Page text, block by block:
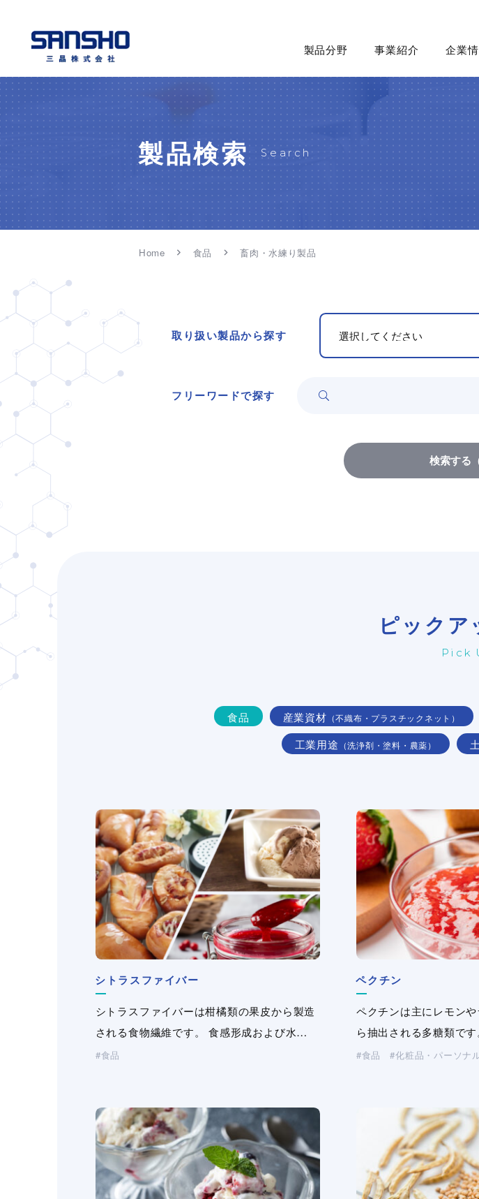
製品分野
食品
産業資材 （不織布・プラスチックネット）
化粧品・パーソナルケア
医薬・医療
工業用途 （洗浄剤・塗料・農薬）
土木・建材
製紙
飼料
事業紹介
ゲニュー
食品資材
機能資材
ファインケミカル
製紙資材
企業
企
三
中
Co
丹
沿革
ト
製品検索 Search
Home 食品 畜肉・水練り製品
取り扱い製品から探す
フリーワードで探す
検索する
ピックア
Pick
食品 産業資材 （不織布・プラスチックネット）
工業用途 （洗浄剤・塗料・農薬）
シトラスファイバー
シトラスファイバーは柑橘類の果皮から製造
される食物繊維です。 食感形成および水…
食品
ペクチン
ペクチンは主にレモン
ら抽出される多糖類で
食品 化粧品・パーソナ
パピロン(ビニロン紙）
ビニロン繊維から構成される機能紙。パピロ
ン（三晶登録商標）は、1957年(昭和3…
産業資材
サフロン
サフロン(三晶登録商標)
です。三晶とレンゴー
産業資材（不織布・プラスチ
キサンタンガム
キサンタンガムは微生物発酵により得られる
天然高分子多糖類「バイオガム」の一種で…
化粧品・パーソナルケア
ジェランガム
ジェランガムは、菌体
ディアを用いた微生物
天…
キサンタンガム
キサンタンガムは微生物発酵により得られる
天然高分子多糖類「バイオガム」の一種で…
化粧品・パーソナルケア
ジェランガム
ジェランガムは、菌体
ディアを用いた微生物
天…
キサンタンガム
キサンタンガムは微生物発酵により得られる
天然高分子多糖類「バイオガム」の一種で…
化粧品・パーソナルケア
ジェランガム
ジェランガムは、菌体
ディアを用いた微生物
天…
キサンタンガム
キサンタンガムは微生物発酵により得られる
天然高分子多糖類「バイオガム」の一種で…
化粧品・パーソナルケア
セルロース変性品
セルロースを部分的に
です。CMC（カルボキ
化粧品・パーソナルケア
エアリモ ®（極細芯鞘オレフィン繊維）
宇部エクシモ株式会社独自の紡糸延伸技術に
より開発された極細芯鞘オレフィン複合繊…
製紙
セルロース変性品
セルロースを部分的に
です。CMC（カルボキ
化粧品・パーソナルケア
飼料用グァーガム・CMC
水産飼料の必須原料。各種水産飼料に適した
増粘多糖類を提案いたします。
工業用途